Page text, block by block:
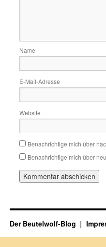
Name
E-Mail-Adresse
Website
Benachrichtige mich über
Benachrichtige mich über
Der Beutelwolf-Blog